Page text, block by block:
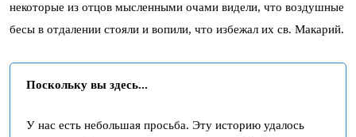
некоторые из отцов мысленными очами видели, что воздушные
бесы в отдалении стояли и вопили, что избежал их св. Макарий.
Поскольку вы здесь...
У нас есть небольшая просьба. Эту историю удалось